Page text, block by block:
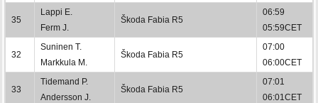
35
Lappi E.
Ferm J.
Škoda Fabia R5
06:59
05:59CET
32
Suninen T.
Markkula M.
Škoda Fabia R5
07:00
06:00CET
33
Tidemand P.
Andersson J.
Škoda Fabia R5
07:01
06:01CET